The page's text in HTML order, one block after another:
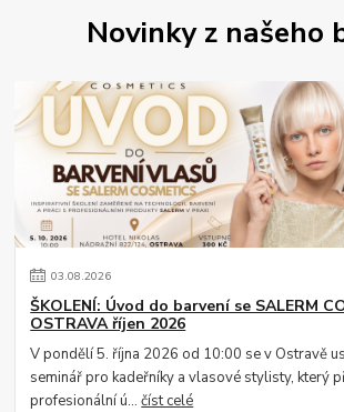
Novinky z našeho
03.08.2026
ŠKOLENÍ: Úvod do barvení se SALERM
OSTRAVA říjen 2026
V pondělí 5. října 2026 od 10:00 se v Ostravě
seminář pro kadeřníky a vlasové stylisty, který
profesionální ú...číst celé